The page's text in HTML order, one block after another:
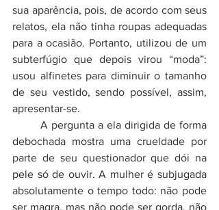
sua aparência, pois, de acordo com seus
relatos, ela não tinha roupas adequadas
para a ocasião. Portanto, utilizou de um
subterfúgio que depois virou “moda”:
usou alfinetes para diminuir o tamanho
de seu vestido, sendo possível, assim,
apresentar-se.
debochada mostra uma crueldade por
parte de seu questionador que dói na
pele só de ouvir. A mulher é subjugada
absolutamente o tempo todo: não pode
ser magra, mas não pode ser gorda, não